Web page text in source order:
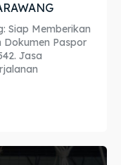
Siap Memberikan
Dokumen Paspor